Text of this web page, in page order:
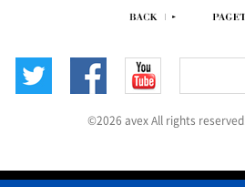
©2026 avex All rights reserved.